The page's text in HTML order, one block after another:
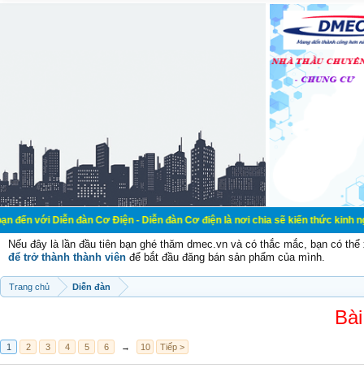
đàn Cơ Điện - Diễn đàn Cơ điện là nơi chia sẽ kiến thức kinh nghiệm
Nếu đây là lần đầu tiên bạn ghé thăm dmec.vn và có thắc mắc, bạn có
để trở thành thành viên để bắt đầu đăng bán sản phẩm của mình.
Trang chủ Diễn đàn
1 2 3 4 5 6 → 10 Tiếp >